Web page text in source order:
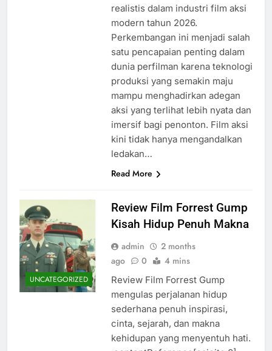
realistis dalam industri film aksi
modern tahun 2026.
Perkembangan ini menjadi salah
satu pencapaian penting dalam
dunia perfilman karena teknologi
produksi yang semakin maju
mampu menghadirkan adegan
aksi yang terlihat lebih nyata dan
imersif bagi penonton. Film aksi
kini tidak hanya mengandalkan
ledakan…
Read More
UNCATEGORIZED
Review Film Forrest Gump
Kisah Hidup Penuh Makna
admin
2 months
ago
0 4 mins
Review Film Forrest Gump
mengulas perjalanan hidup
sederhana penuh inspirasi,
cinta, sejarah, dan makna
kehidupan yang menyentuh hati.